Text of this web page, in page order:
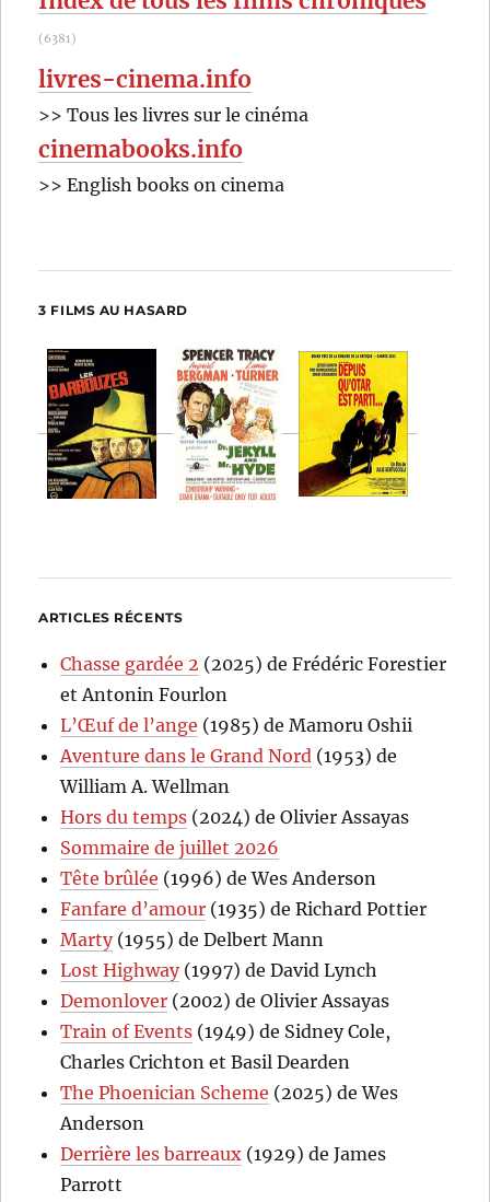
(6381)
livres-cinema.info
>> Tous les livres sur le cinéma
cinemabooks.info
>> English books on cinema
3 FILMS AU HASARD
ARTICLES RÉCENTS
Chasse gardée 2 (2025) de Frédéric Forestier
et Antonin Fourlon
L’Œuf de l’ange (1985) de Mamoru Oshii
Aventure dans le Grand Nord (1953) de
William A. Wellman
Hors du temps (2024) de Olivier Assayas
Sommaire de juillet 2026
Tête brûlée (1996) de Wes Anderson
Fanfare d’amour (1935) de Richard Pottier
Marty(1955) de Delbert Mann
Lost Highway(1997) de David Lynch
Demonlover (2002) de Olivier Assayas
Train of Events (1949) de Sidney Cole,
Charles Crichton et Basil Dearden
The Phoenician Scheme (2025) de Wes
Anderson
Derrière les barreaux (1929) de James
Parrott